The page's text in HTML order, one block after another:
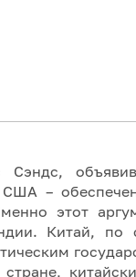
США –
этот
Китай, по